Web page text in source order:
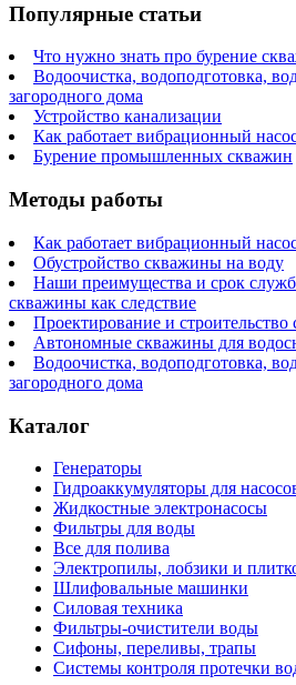
Популярные статьи
Что нужно знать про бурение
Водоочистка, водоподготовка,
загородного дома
Устройство канализации
Как работает вибрационный
Бурение промышленных скважин
Методы работы
Как работает вибрационный
Обустройство скважины на воду
Наши преимущества и срок
скважины как следствие
Проектирование и
Автономные скважины для
Водоочистка, водоподготовка,
загородного дома
Каталог
Генераторы
Гидроаккумуляторы для
Жидкостные электронасосы
Фильтры для воды
Все для полива
Электропилы, лобзики и
Шлифовальные машинки
Силовая техника
Фильтры-очистители воды
Сифоны, переливы, трапы
Системы контроля протечки